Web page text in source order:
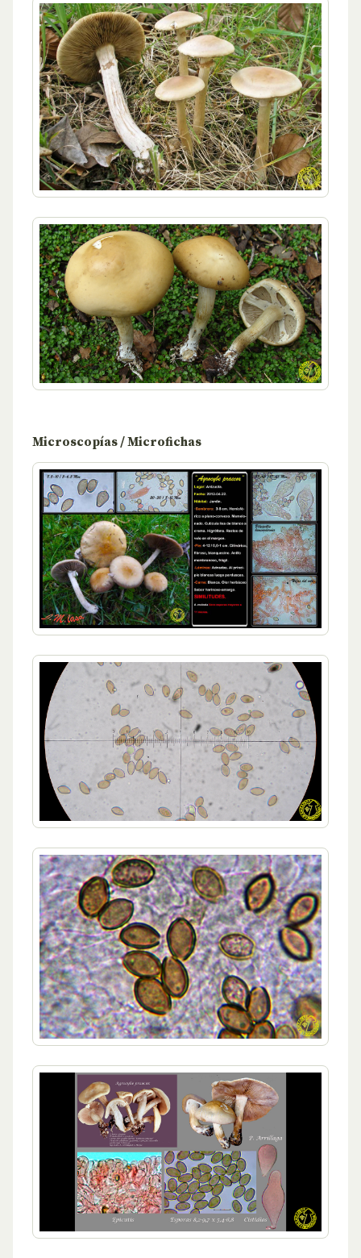
Microscopías / Microfichas